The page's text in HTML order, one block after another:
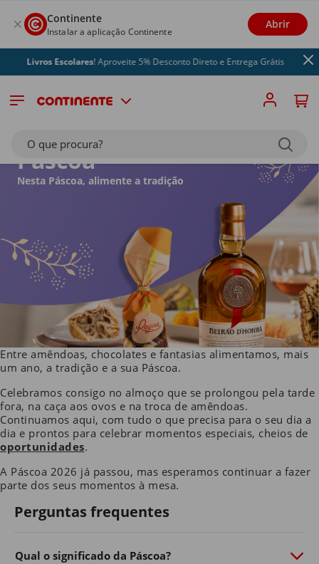
Continente
Instalar a aplicação Continente
Abrir
Livros Escolares! Aproveite 5% Desconto Direto e Entrega Grátis
O que procura?
Páscoa
Nesta Páscoa, alimente a tradição
Entre amêndoas, chocolates e fantasias alimentamos, mais
um ano, a tradição e a sua Páscoa.
Celebramos consigo no almoço que se prolongou pela tarde
fora, na caça aos ovos e na troca de amêndoas.
Continuamos aqui, com tudo o que precisa para o seu dia a
dia e prontos para celebrar momentos especiais, cheios de
oportunidades.
A Páscoa 2026 já passou, mas esperamos continuar a fazer
parte dos seus momentos à mesa.
Perguntas frequentes
Qual o significado da Páscoa?